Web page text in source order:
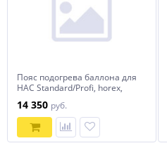
Пояс подогрева баллона для
HAC Standard/Profi, horex,
14 350 руб.